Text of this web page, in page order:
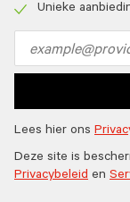
icon
Unieke
address
Lees hier ons
Deze site is
Privacybeleid en